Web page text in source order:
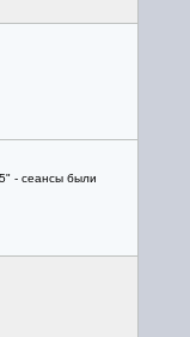
- сеансы были